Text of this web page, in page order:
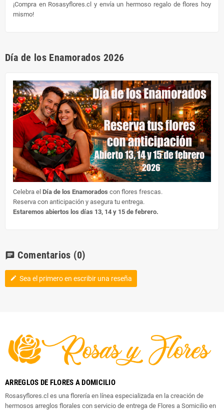
¡Compra en Rosasyflores.cl y envía un hermoso regalo de flores hoy
mismo!
Día de los Enamorados 2026
Celebra el Día de los Enamorados con flores frescas.
Reserva con anticipación y asegura tu entrega.
Estaremos abiertos los días 13, 14 y 15 de febrero.
chat Comentarios (0)
edit Sea el primero en escribir una reseña
ARREGLOS DE FLORES A DOMICILIO
Rosasyflores.cl es una florería en línea especializada en la creación de
hermosos arreglos florales con servicio de entrega de Flores a Somicilio en